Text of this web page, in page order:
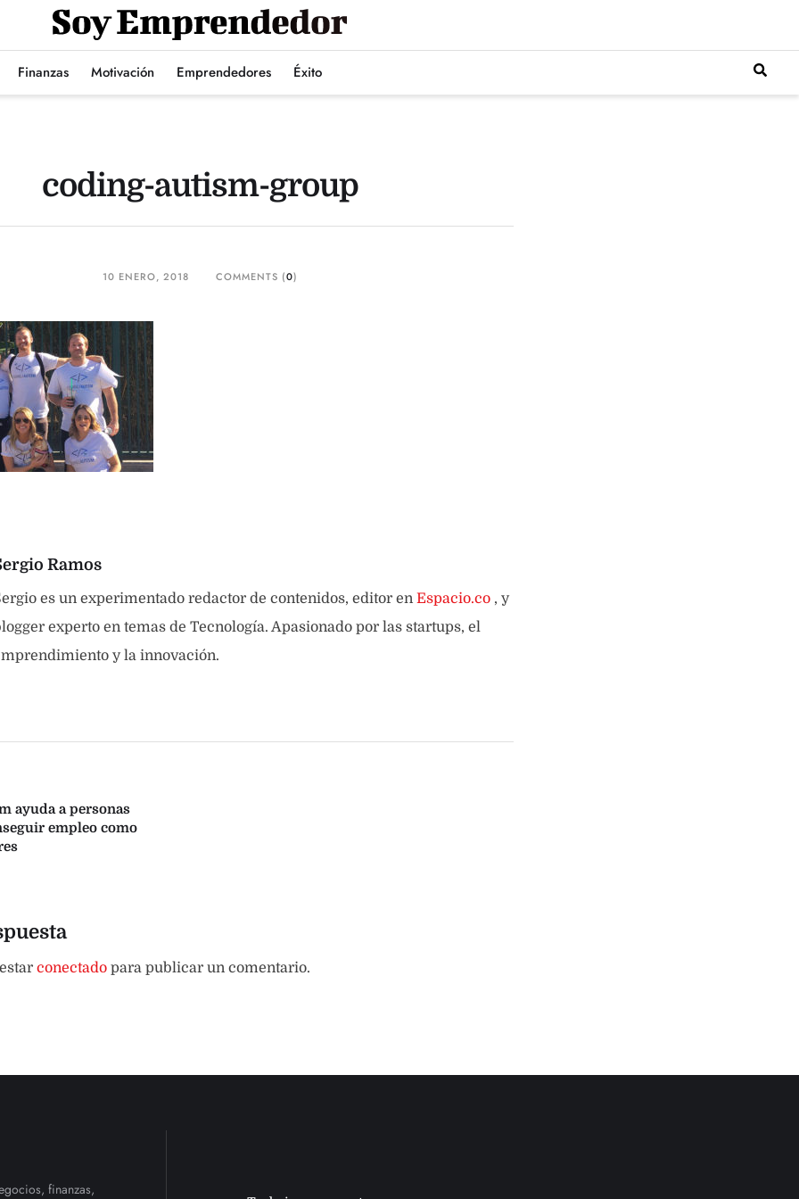
Finanzas Motivación Emprendedores Éxito
coding-autism-group
10 ENERO, 2018 COMMENTS (0)
Ramos
es un experimentado redactor de contenidos, editor en Espacio.co , y
experto en temas de Tecnología. Apasionado por las startups, el
y la innovación.
ayuda a personas
empleo como
conectado para publicar un comentario.
finanzas,